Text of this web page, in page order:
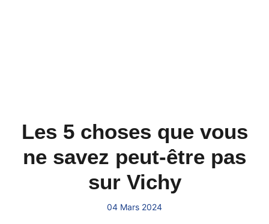
Les 5 choses que vous
ne savez peut-être pas
sur Vichy
04 Mars 2024